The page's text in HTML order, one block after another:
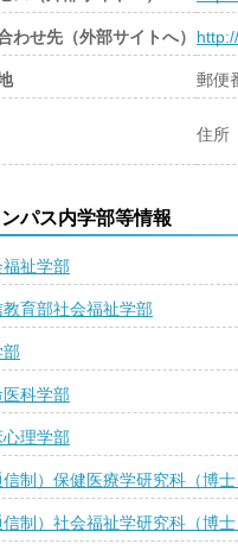
わせ先（外部サイトへ）
郵便
住所
パス内学部等情報
福祉学部
教育部社会福祉学部
部
医科学部
心理学部
信制）保健医療学研究科（博士
信制）社会福祉学研究科（博士